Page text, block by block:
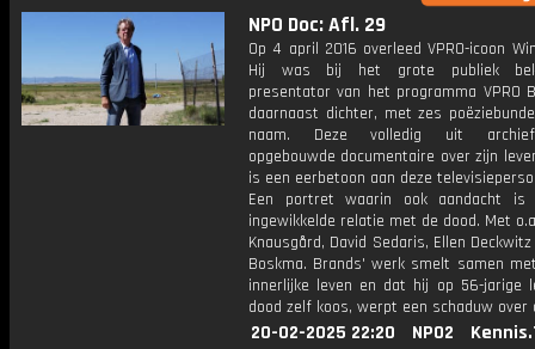
NPO Doc: Afl. 29
Op 4 april 2016 overleed VPRO-icoon
Hij was bij het grote publiek
presentator van het programma VPRO
daarnaast dichter, met zes
naam. Deze volledig uit
opgebouwde documentaire over zijn
is een eerbetoon aan deze
Een portret waarin ook aandacht is
ingewikkelde relatie met de dood. Met
Knausgård, David Sedaris, Ellen
Boskma. Brands' werk smelt samen
innerlijke leven en dat hij op 56-jarige
dood zelf koos, werpt een schaduw over
20-02-2025 22:20 NPO2